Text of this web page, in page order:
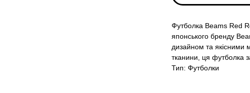
Футболка Beams Red
японського бренду
дизайном та якісними
тканини, ця футболка
Тип: Футболки